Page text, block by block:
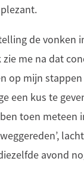
de vonken
zie me na dat
op mijn
een kus te
toen meteen
avond